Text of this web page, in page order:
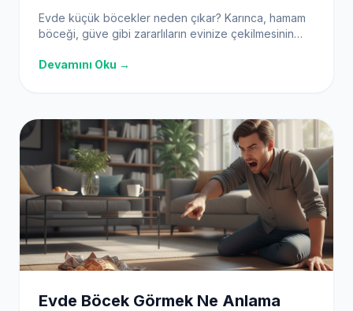
Evde küçük böcekler neden çıkar? Karınca, hamam
böceği, güve gibi zararlıların evinize çekilmesinin
Devamını Oku →
Evde Böcek Görmek Ne Anlama